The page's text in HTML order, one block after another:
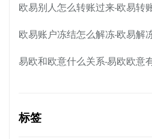
欧易别人怎么转账过来-欧易转
欧易账户冻结怎么解冻-欧易解
易欧和欧意什么关系-易欧欧意
标签